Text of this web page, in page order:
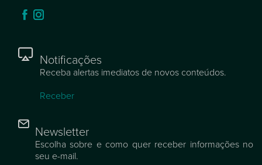
Notificações
Receba alertas imediatos de novos conteúdos.
Receber
Newsletter
Escolha sobre e como quer receber informações no
seu e-mail.